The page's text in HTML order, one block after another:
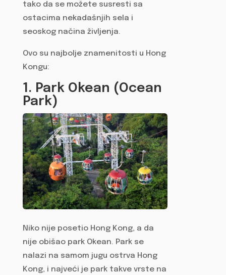
tako da se možete susresti sa
ostacima nekadašnjih sela i
seoskog načina življenja.
Ovo su najbolje znamenitosti u Hong
Kongu:
1. Park Okean (Ocean
Park)
Niko nije posetio Hong Kong, a da
nije obišao park Okean. Park se
nalazi na samom jugu ostrva Hong
Kong, i najveći je park takve vrste na